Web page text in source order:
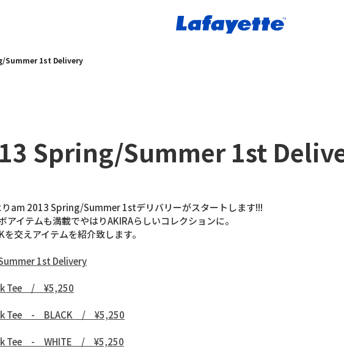
Summer 1st Delivery
Spring/Summer 1st
am 2013 Spring/Summer 1stデリバリーがスタートします!!!
アイテムも満載でやはりAKIRAらしいコレクションに。
交えアイテムを紹介致します。
1st Delivery
Tee / ¥5,250
Tee - BLACK / ¥5,250
Tee - WHITE / ¥5,250